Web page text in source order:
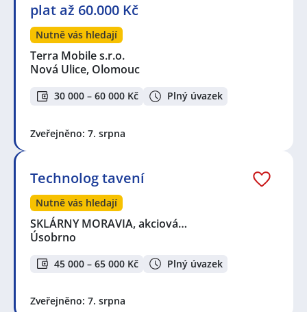
plat až 60.000 Kč
Nutně vás hledají
Terra Mobile s.r.o.
Nová Ulice, Olomouc
30 000 – 60 000 Kč Plný úvazek
Zveřejněno: 7. srpna
Technolog tavení
Nutně vás hledají
SKLÁRNY MORAVIA, akciová…
Úsobrno
45 000 – 65 000 Kč Plný úvazek
Zveřejněno: 7. srpna